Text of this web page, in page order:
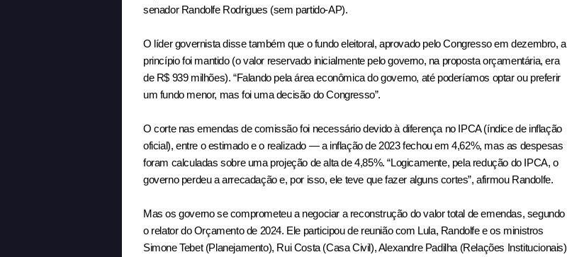
senador Randolfe Rodrigues (sem partido-AP).
O líder governista disse também que o fundo eleitoral, aprovado pelo Congresso em dezembro, a
princípio foi mantido (o valor reservado inicialmente pelo governo, na proposta orçamentária, era
de R$ 939 milhões). “Falando pela área econômica do governo, até poderíamos optar ou preferir
um fundo menor, mas foi uma decisão do Congresso”.
O corte nas emendas de comissão foi necessário devido à diferença no IPCA (índice de inflação
oficial), entre o estimado e o realizado — a inflação de 2023 fechou em 4,62%, mas as despesas
foram calculadas sobre uma projeção de alta de 4,85%. “Logicamente, pela redução do IPCA, o
governo perdeu a arrecadação e, por isso, ele teve que fazer alguns cortes”, afirmou Randolfe.
Mas os governo se comprometeu a negociar a reconstrução do valor total de emendas, segundo
o relator do Orçamento de 2024. Ele participou de reunião com Lula, Randolfe e os ministros
Simone Tebet (Planejamento), Rui Costa (Casa Civil), Alexandre Padilha (Relações Institucionais)